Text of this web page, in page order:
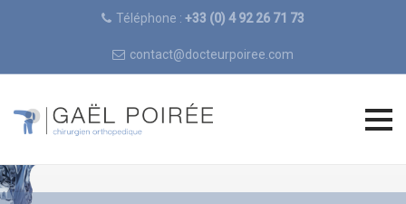
Téléphone : +33 (0) 4 92 26 71 73
contact@docteurpoiree.com
Skip
to